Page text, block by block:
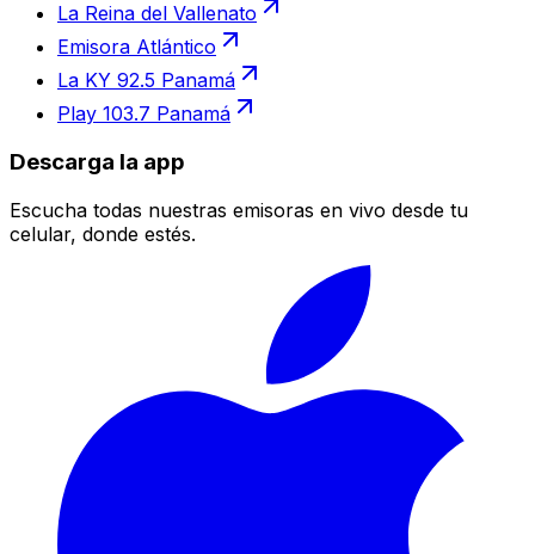
La Reina del Vallenato
Emisora Atlántico
La KY 92.5 Panamá
Play 103.7 Panamá
Descarga la app
Escucha todas nuestras emisoras en vivo desde tu
celular, donde estés.